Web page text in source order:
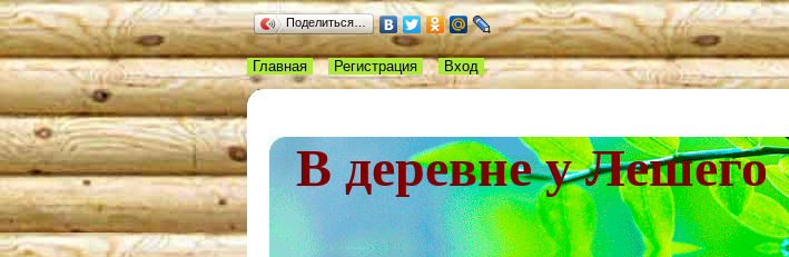
Поделиться…
В деревне у Лешего
Главная Регистрация Вход